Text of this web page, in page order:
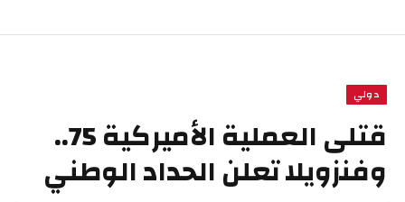
دولي
قتلى العملية الأميركية 75..
وفنزويلا تعلن الحداد الوطني